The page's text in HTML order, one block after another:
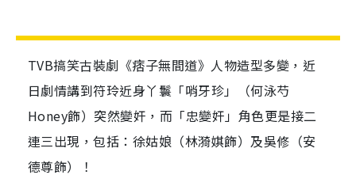
TVB搞笑古裝劇《痞子無間道》人物造型多變，近
日劇情講到符玲近身丫鬟「哨牙珍」（何泳芍
Honey飾）突然變奸，而「忠變奸」角色更是接二
連三出現，包括：徐姑娘（林漪娸飾）及吳修（安
德尊飾）！